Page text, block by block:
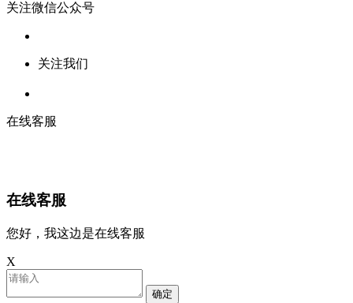
关注微信公众号
关注我们
在线客服
在线客服
您好，我这边是在线客服
X
确定